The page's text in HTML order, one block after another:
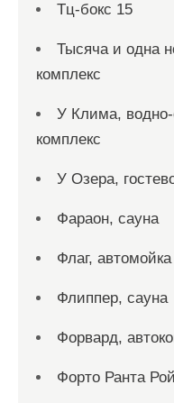
Тц-бокс 15
Тысяча и одна
комплекс
У Клима,
комплекс
У Озера,
Фараон, сауна
Флаг, автомойка
Флиппер, сауна
Форвард,
Форто Ранта